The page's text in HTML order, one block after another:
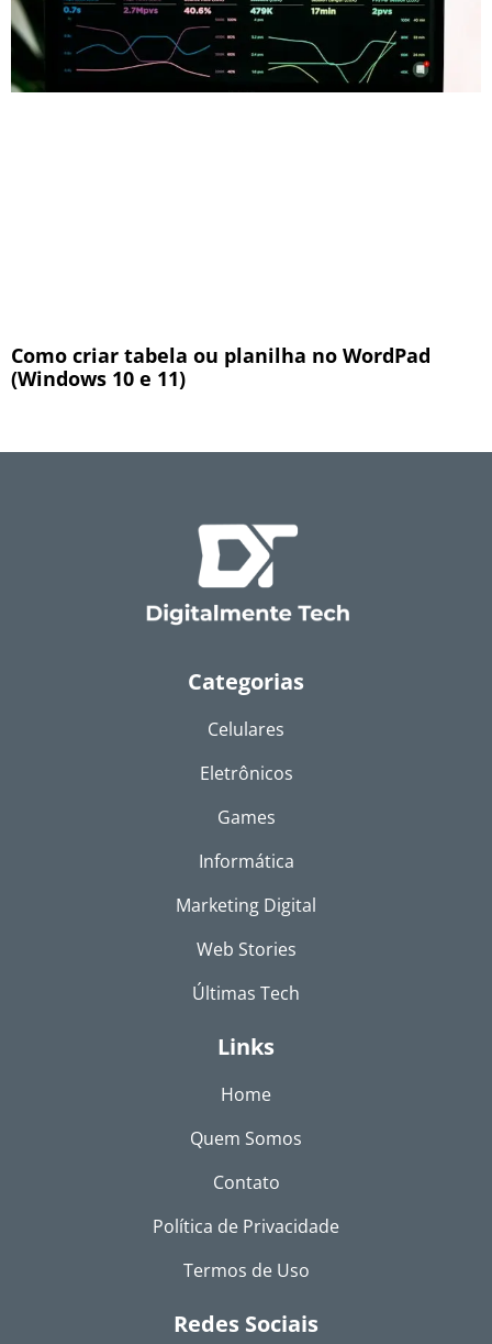
Como criar tabela ou planilha no WordPad
(Windows 10 e 11)
Categorias
Celulares
Eletrônicos
Games
Informática
Marketing Digital
Web Stories
Últimas Tech
Links
Home
Quem Somos
Contato
Política de Privacidade
Termos de Uso
Redes Sociais